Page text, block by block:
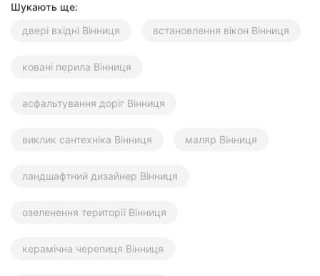
Івано-
Франківськ
Шукають ще:
двері вхідні Вінниця
встановлення вікон Вінниця
ковані перила Вінниця
асфальтування доріг Вінниця
виклик сантехніка Вінниця маляр Вінниця
ландшафтний дизайнер Вінниця
озеленення території Вінниця
керамічна черепиця Вінниця